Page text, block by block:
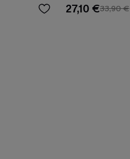
27,10 €33,90 €